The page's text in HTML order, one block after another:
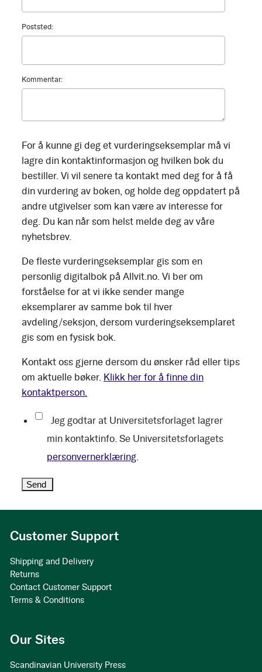
Poststed:
Kommentar:
For å kunne gi deg et vurderingseksemplar må vi
lagre din kontaktinformasjon og hvilken bok du
bestiller. Vi vil senere ta kontakt med deg for å få
din vurdering av boken, og holde deg oppdatert på
andre utgivelser som kan være av interesse for
deg. Du kan når som helst melde deg av våre
nyhetsbrev.
De fleste vurderingseksemplar gis som en
personlig digitalbok på Allvit.no. Vi ber om
forståelse for at vi ikke sender mange
eksemplarer av samme bok til hver
avdeling/seksjon, dersom vurderingseksemplaret
gis som en fysisk bok.
Kontakt oss gjerne dersom du ønsker råd eller tips
om aktuelle bøker. Klikk her for å finne din
kontaktperson.
Jeg godtar at Universitetsforlaget lagrer
min kontaktinfo. Se Universitetsforlagets
personvernerklæring
Customer Support
Shipping and Delivery
Returns
Contact Customer Support
Terms & Conditions
Our Sites
Scandinavian University Press